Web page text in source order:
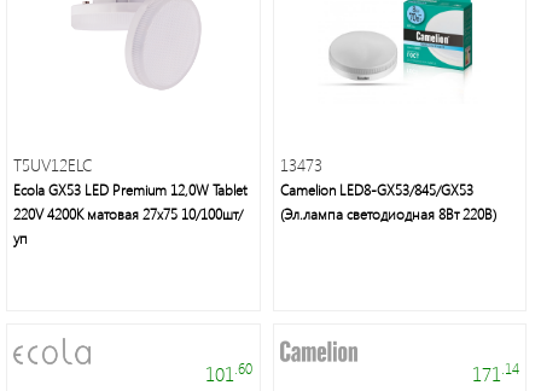
Ночники
Мелкая
бытовая
T5UV12ELC
Ecola GX53 LED Premium 12,0W Tablet
220V 4200K матовая 27x75 10/100шт/
уп
13473
Camelion LED8-GX53/845/GX53
(Эл.лампа светодиодная 8Вт 220В)
101 .60 171 .14